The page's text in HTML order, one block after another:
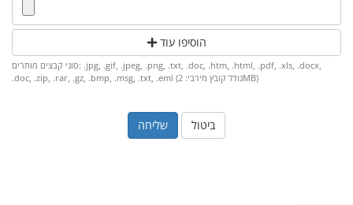
הוסיפו עוד
סוגי קבצים מותרים: .jpg, .gif, .jpeg, .png, .txt, .doc, .htm, .html, .pdf, .xls, .docx,
.doc, .zip, .rar, .gz, .bmp, .msg, .txt, .eml (גודל קובץ מירבי: 2MB)
ביטול